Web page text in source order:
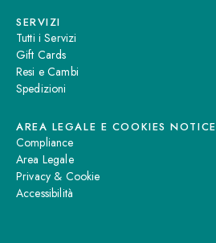
SERVIZI
Tutti i Servizi
Gift Cards
Resi e Cambi
Spedizioni
AREA LEGALE E COOKIES NOTICE
Compliance
Area Legale
Privacy & Cookie
Accessibilità